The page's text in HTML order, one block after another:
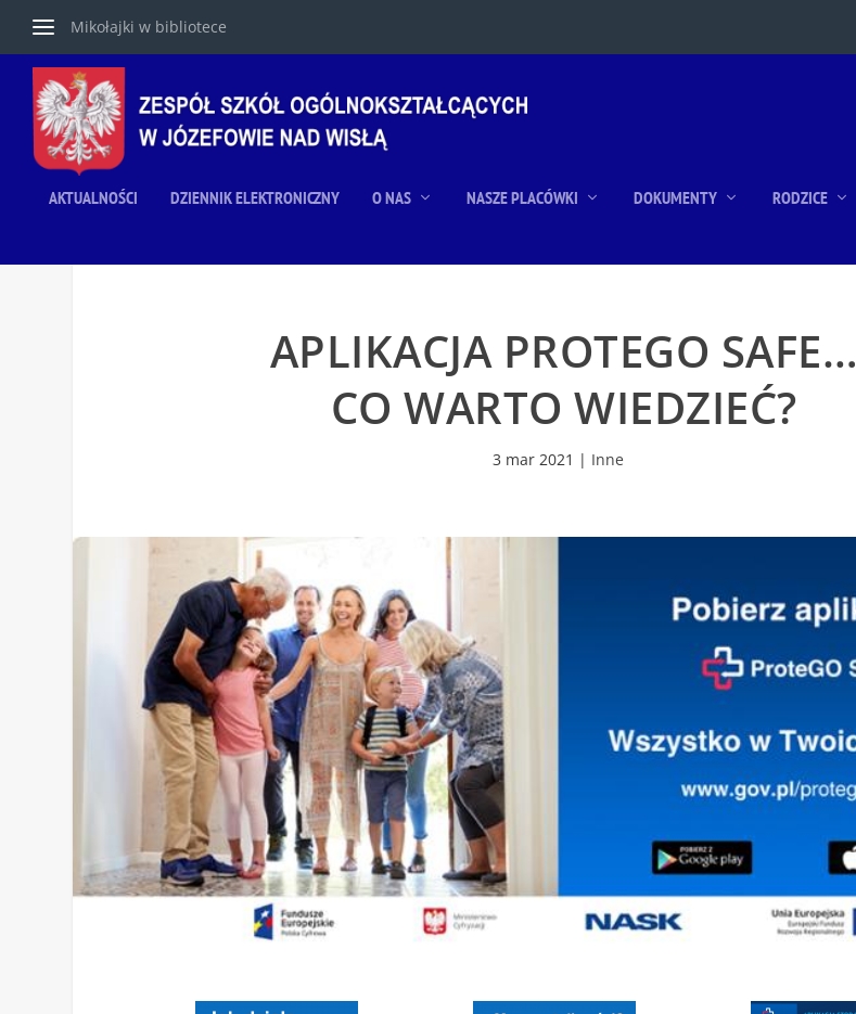
Mikołajki w bibliotece
AKTUALNOŚCI DZIENNIK ELEKTRONICZNY O NAS NASZE PLACÓWKI DOKUMENTY RODZICE
APLIKACJA PROTEGO SAFE…
CO WARTO WIEDZIEĆ?
3 mar 2021 | Inne